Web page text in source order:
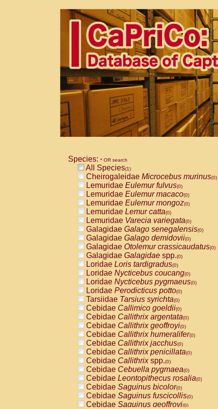
Species: * OR search
All Species(1)
Cheirogaleidae Microcebus murinus(0)
Lemuridae Eulemur fulvus(0)
Lemuridae Eulemur macaco(0)
Lemuridae Eulemur mongoz(0)
Lemuridae Lemur catta(0)
Lemuridae Varecia variegata(0)
Galagidae Galago senegalensis(0)
Galagidae Galago demidovii(0)
Galagidae Otolemur crassicaudatus(0)
Galagidae Galagidae spp.(0)
Loridae Loris tardigradus(0)
Loridae Nycticebus coucang(0)
Loridae Nycticebus pygmaeus(0)
Loridae Perodicticus potto(0)
Tarsiidae Tarsius syrichta(0)
Cebidae Callimico goeldii(0)
Cebidae Callithrix argentata(0)
Cebidae Callithrix geoffroyi(0)
Cebidae Callithrix humeralifer(0)
Cebidae Callithrix jacchus(0)
Cebidae Callithrix penicillata(0)
Cebidae Callithrixspp.(0)
Cebidae Cebuella pygmaea(0)
Cebidae Leontopithecus rosalia(0)
Cebidae Saguinus bicolor(0)
Cebidae Saguinus fuscicollis(0)
Cebidae Saguinus geoffroyi(0)